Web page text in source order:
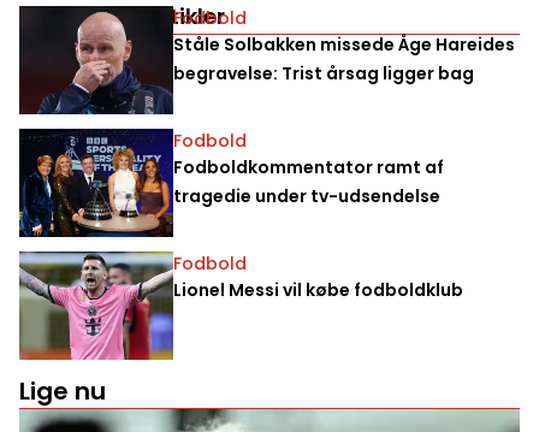
Relaterede artikler
Fodbold
Ståle Solbakken missede Åge Hareides
begravelse: Trist årsag ligger bag
Fodbold
Fodboldkommentator ramt af
tragedie under tv-udsendelse
Fodbold
Lionel Messi vil købe fodboldklub
Lige nu